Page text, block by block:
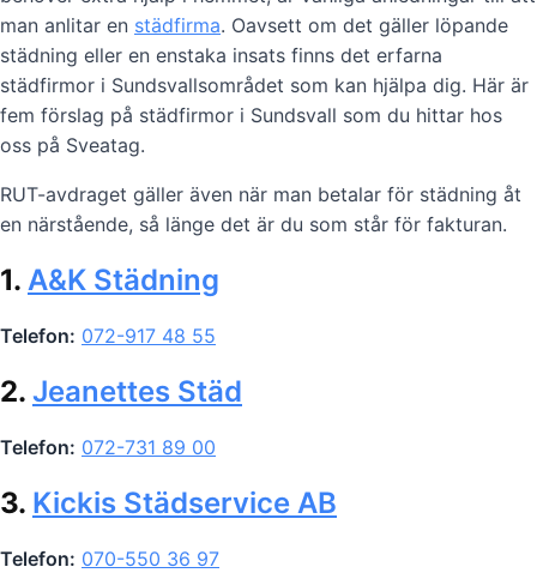
man anlitar en städfirma. Oavsett om det gäller löpande
städning eller en enstaka insats finns det erfarna
städfirmor i Sundsvallsområdet som kan hjälpa dig. Här är
fem förslag på städfirmor i Sundsvall som du hittar hos
oss på Sveatag.
RUT-avdraget gäller även när man betalar för städning åt
en närstående, så länge det är du som står för fakturan.
1. A&K Städning
Telefon: 072-917 48 55
2. Jeanettes Städ
Telefon: 072-731 89 00
3. Kickis Städservice AB
Telefon: 070-550 36 97